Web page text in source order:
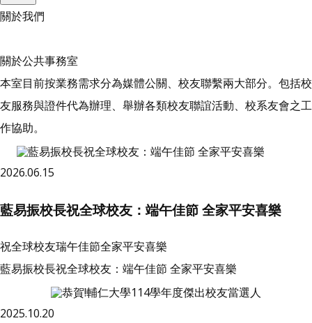
關於我們
關於公共事務室
本室目前按業務需求分為媒體公關、校友聯繫兩大部分。包括校
友服務與證件代為辦理、舉辦各類校友聯誼活動、校系友會之工
作協助。
2026.06.15
藍易振校長祝全球校友：端午佳節 全家平安喜樂
祝全球校友瑞午佳節全家平安喜樂
藍易振校長祝全球校友：端午佳節 全家平安喜樂
2025.10.20